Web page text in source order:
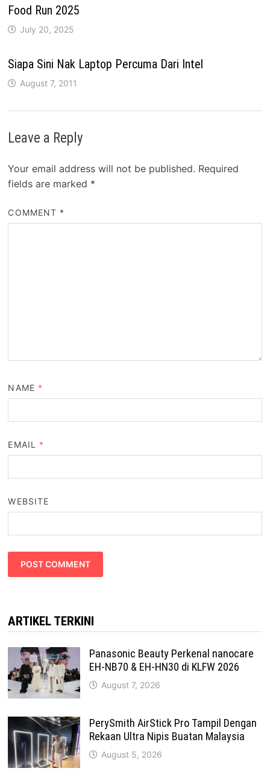
Food Run 2025
July 20, 2025
Siapa Sini Nak Laptop Percuma Dari Intel
August 7, 2011
Leave a Reply
Your email address will not be published. Required
fields are marked *
COMMENT *
NAME *
EMAIL *
WEBSITE
ARTIKEL TERKINI
Panasonic Beauty Perkenal nanocare
EH-NB70 & EH-HN30 di KLFW 2026
August 7, 2026
PerySmith AirStick Pro Tampil Dengan
Rekaan Ultra Nipis Buatan Malaysia
August 5, 2026